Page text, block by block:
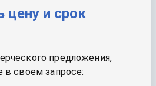
цену и срок
предложения,
в своем запросе: